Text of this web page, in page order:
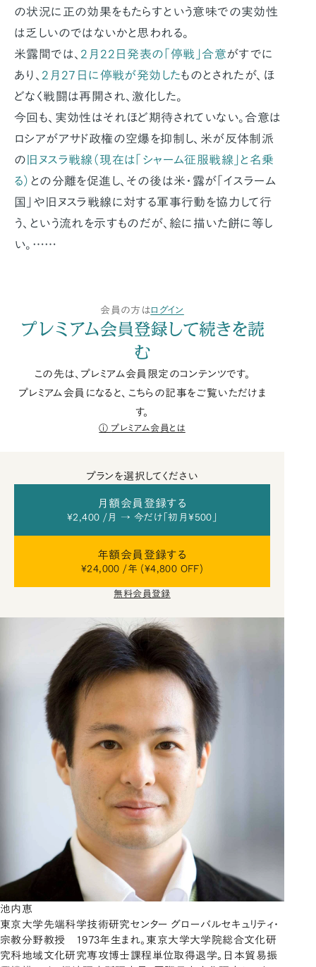
の状況に正の効果をもたらすという意味での実効性
は乏しいのではないかと思われる。
米露間では、 2月22日発表の「停戦」合意がすでに
あり、 2月27日に停戦が発効したものとされたが、ほ
どなく戦闘は再開され、激化した。
今回も、実効性はそれほど期待されていない。合意は
ロシアがアサド政権の空爆を抑制し、米が反体制派
の 旧ヌスラ戦線（現在は「シャーム征服戦線」と名乗
る） との分離を促進し、その後は米・露が「イスラーム
国」や旧ヌスラ戦線に対する軍事行動を協力して行
う、という流れを示すものだが、絵に描いた餅に等し
い。……
会員の方はログイン
プレミアム会員登録して続きを読
む
この先は、プレミアム会員限定のコンテンツです。
プレミアム会員になると、こちらの記事をご覧いただけま
す。
プレミアム会員とは
プランを選択してください
月額会員登録する
¥2,400 /月 → 今だけ「初月¥500」
年額会員登録する
¥24,000 /年 (¥4,800 OFF)
無料会員登録
池内恵
東京大学先端科学技術研究センター グローバルセキュリティ・
宗教分野教授 1973年生まれ。東京大学大学院総合文化研
究科地域文化研究専攻博士課程単位取得退学。日本貿易振